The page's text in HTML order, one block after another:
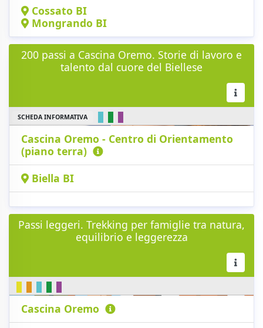
Cossato BI
Mongrando BI
200 passi a Cascina Oremo. Storie di lavoro e
talento dal cuore del Biellese
SCHEDA INFORMATIVA
Cascina Oremo - Centro di Orientamento
(piano terra)
Biella BI
Passi leggeri. Trekking per famiglie tra natura,
equilibrio e leggerezza
Cascina Oremo